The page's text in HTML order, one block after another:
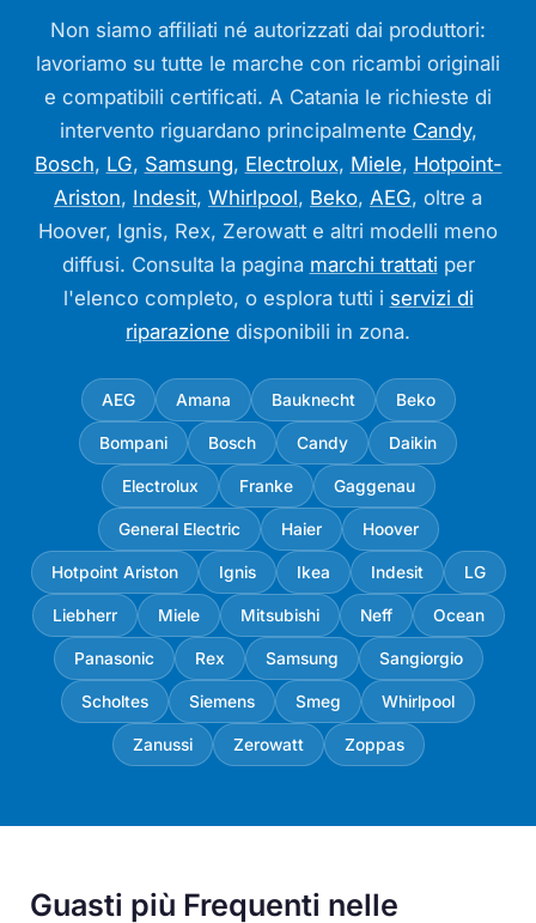
Non siamo affiliati né autorizzati dai produttori:
lavoriamo su tutte le marche con ricambi originali
e compatibili certificati. A Catania le richieste di
intervento riguardano principalmente Candy,
Bosch, LG, Samsung, Electrolux, Miele, Hotpoint-
Ariston, Indesit, Whirlpool, Beko, AEG, oltre a
Hoover, Ignis, Rex, Zerowatt e altri modelli meno
diffusi. Consulta la pagina marchi trattati per
l'elenco completo, o esplora tutti i servizi di
riparazione disponibili in zona.
AEG Amana Bauknecht Beko
Bompani Bosch Candy Daikin
Electrolux Franke Gaggenau
General Electric Haier Hoover
Hotpoint Ariston Ignis Ikea Indesit LG
Liebherr Miele Mitsubishi Neff Ocean
Panasonic Rex Samsung Sangiorgio
Scholtes Siemens Smeg Whirlpool
Zanussi Zerowatt Zoppas
Guasti più Frequenti nelle